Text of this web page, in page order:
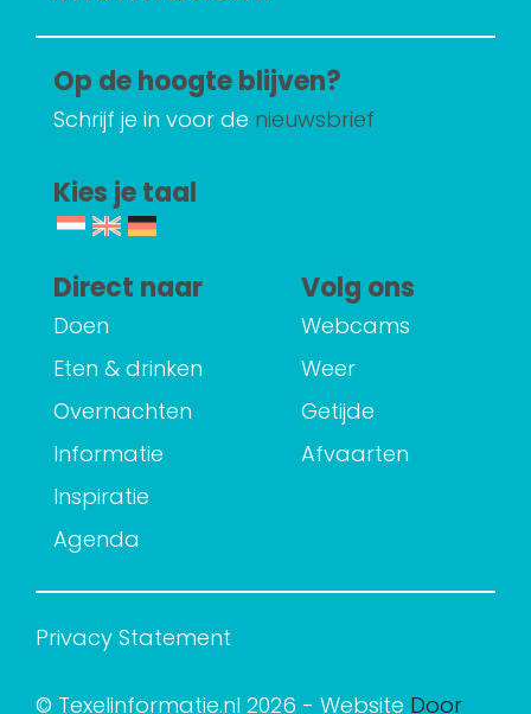
Op de hoogte blijven?
Schrijf je in voor de nieuwsbrief
Kies je taal
Direct naar
Doen
Eten & drinken
Overnachten
Informatie
Inspiratie
Agenda
Volg ons
Webcams
Weer
Getijde
Afvaarten
Privacy Statement
© Texelinformatie.nl 2026 - Website Door